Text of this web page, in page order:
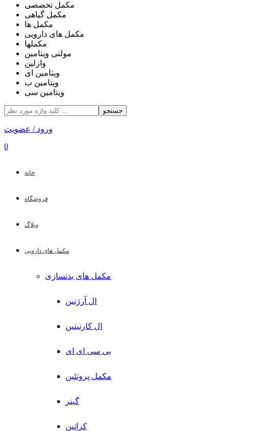
مکمل تخصصی
مکمل گیاهی
مکمل ها
مکمل های دارویی
مکملها
مولتی ویتامین
وازلین
ویتامین ای
ویتامین ب
ویتامین سی
جستجو
ورود / عضویت
0
خانه
فروشگاه
وبلاگ
مکمل های دارویی
مکمل های بدنسازی
ال آرژنین
ال کارنیتین
بی سی ای ای
مکمل پروتئین
گینر
کراتین